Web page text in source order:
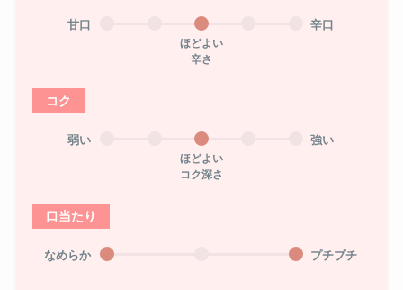
甘口
ほどよい
辛さ
辛口
コク
弱い
ほどよい
コク深さ
強い
口当たり
なめらか プチプチ